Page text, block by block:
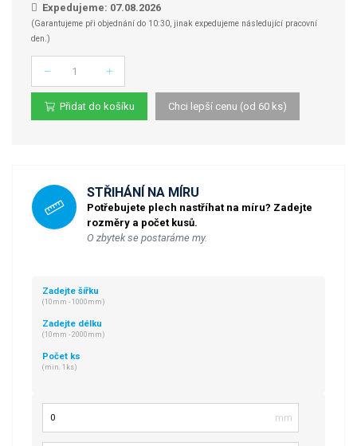
Expedujeme: 07.08.2026
(Garantujeme při objednání do 10:30, jinak expedujeme následující pracovní
den.)
Přidat do košíku Chci lepší cenu (od 60 ks)
STŘIHÁNÍ NA MÍRU
Potřebujete plech nastříhat na míru? Zadejte
rozměry a počet kusů.
O zbytek se postaráme my.
Zadejte šířku
(10mm - 1000mm)
Zadejte délku
(10mm - 2000mm)
Počet ks
(min. 1ks)